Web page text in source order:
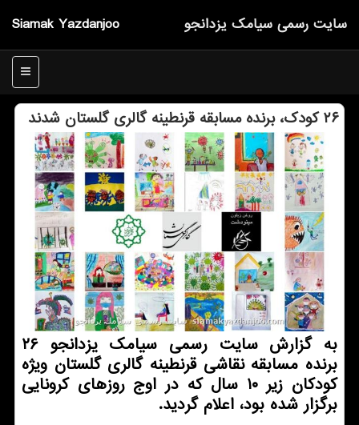
Siamak Yazdanjoo سایت رسمی سیامك یزدانجو
منو
۲۶ كودك، برنده مسابقه قرنطینه گالری گلستان شدند
به گزارش سایت رسمی سیامك یزدانجو ۲۶
برنده مسابقه نقاشی قرنطینه گالری گلستان ویژه
كودكان زیر ۱۰ سال كه در اوج روزهای كرونایی
برگزار شده بود، اعلام گردید.